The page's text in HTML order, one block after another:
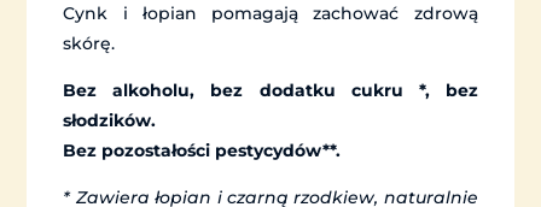
Cynk i łopian pomagają zachować zdrową
skórę.
Bez alkoholu, bez dodatku cukru *, bez
słodzików.
Bez pozostałości pestycydów**.
* Zawiera łopian i czarną rzodkiew, naturalnie